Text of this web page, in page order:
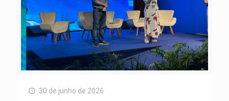
30 de junho de 2026